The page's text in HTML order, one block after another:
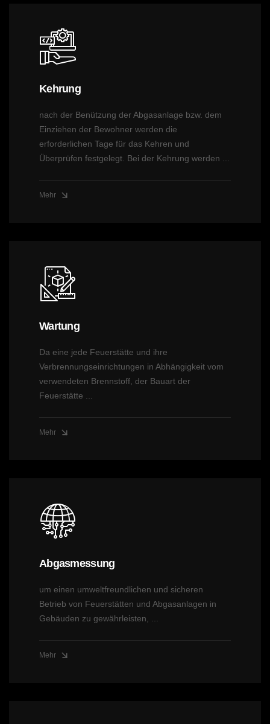
Kehrung
nach der Benützung der Abgasanlage bzw. dem
Einziehen der Bewohner werden die
erforderlichen Tage für das Kehren und
Überprüfen festgelegt. Bei der Kehrung werden ...
Mehr
Wartung
Da eine jede Feuerstätte und ihre
Verbrennungseinrichtungen in Abhängigkeit vom
verwendeten Brennstoff, der Bauart der
Feuerstätte ...
Mehr
Abgasmessung
um einen umweltfreundlichen und sicheren
Betrieb von Feuerstätten und Abgasanlagen in
Gebäuden zu gewährleisten, ...
Mehr